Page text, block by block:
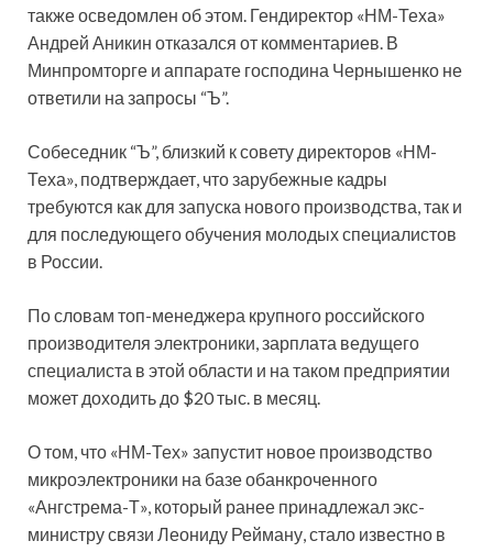
также осведомлен об этом. Гендиректор «НМ-Теха»
Андрей Аникин отказался от комментариев. В
Минпромторге и аппарате господина Чернышенко не
ответили на запросы “Ъ”.
Собеседник “Ъ”, близкий к совету директоров «НМ-
Теха», подтверждает, что зарубежные кадры
требуются как для запуска нового производства, так и
для последующего обучения молодых специалистов
в России.
По словам топ-менеджера крупного российского
производителя электроники, зарплата ведущего
специалиста в этой области и на таком предприятии
может доходить до $20 тыс. в месяц.
О том, что «НМ-Тех» запустит новое производство
микроэлектроники на базе обанкроченного
«Ангстрема-Т», который ранее принадлежал экс-
министру связи Леониду Рейману, стало известно в